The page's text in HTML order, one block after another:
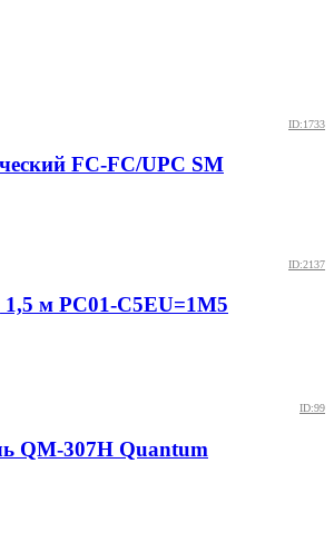
ID:1733
FC-FC/UPC SM
ID:2137
м PC01-C5EU=1M5
ID:99
QM-307H Quantum